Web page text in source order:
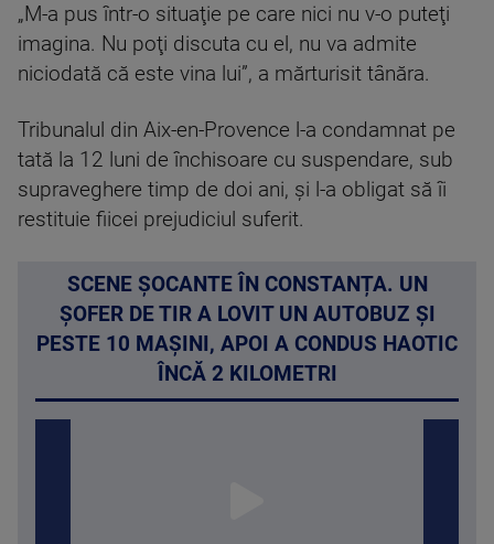
„M-a pus într-o situaţie pe care nici nu v-o puteţi
imagina. Nu poţi discuta cu el, nu va admite
niciodată că este vina lui”, a mărturisit tânăra.
Tribunalul din Aix-en-Provence l-a condamnat pe
tată la 12 luni de închisoare cu suspendare, sub
supraveghere timp de doi ani, şi l-a obligat să îi
restituie fiicei prejudiciul suferit.
SCENE ȘOCANTE ÎN CONSTANȚA. UN
ȘOFER DE TIR A LOVIT UN AUTOBUZ ȘI
PESTE 10 MAȘINI, APOI A CONDUS HAOTIC
ÎNCĂ 2 KILOMETRI